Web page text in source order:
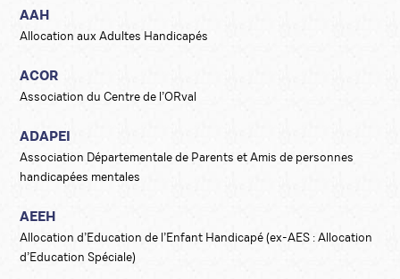
AAH
Allocation aux Adultes Handicapés
ACOR
Association du Centre de l’ORval
ADAPEI
Association Départementale de Parents et Amis de personnes
handicapées mentales
AEEH
Allocation d’Education de l’Enfant Handicapé (ex-AES : Allocation
d’Education Spéciale)